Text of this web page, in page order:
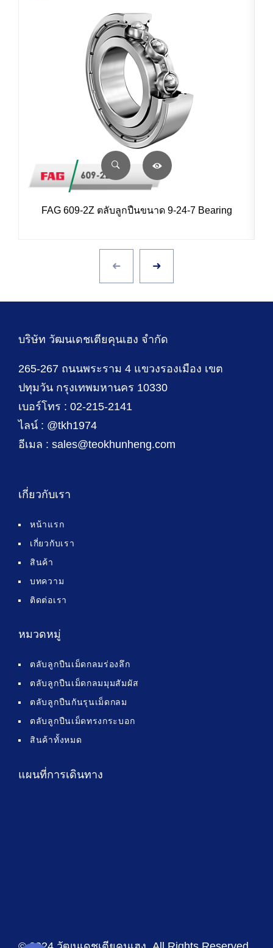
FAG 609-2Z ตลับลูกปืนขนาด 9-24-7 Bearing
บริษัท วัฒนเดชเตียคุนเฮง จำกัด
265-267 ถนนพระราม 4 แขวงรองเมือง เขต
ปทุมวัน กรุงเทพมหานคร 10330
เบอร์โทร : 02-215-2141
ไลน์ : @tkh1974
อีเมล : sales@teokhunheng.com
เกี่ยวกับเรา
หน้าแรก
เกี่ยวกับเรา
สินค้า
บทความ
ติดต่อเรา
หมวดหมู่
ตลับลูกปืนเม็ดกลมร่องลึก
ตลับลูกปืนเม็ดกลมมุมสัมผัส
ตลับลูกปืนกันรุนเม็ดกลม
ตลับลูกปืนเม็ดทรงกระบอก
สินค้าทั้งหมด
แผนที่การเดินทาง